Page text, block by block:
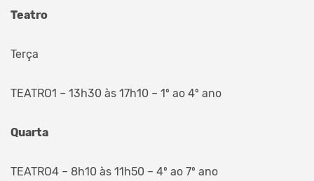
Teatro
Terça
TEATRO1 – 13h30 às 17h10 – 1º ao 4º ano
Quarta
TEATRO4 – 8h10 às 11h50 – 4º ao 7º ano